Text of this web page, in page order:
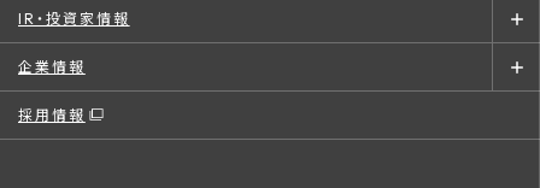
IR・投資家情報
企業情報
採用情報